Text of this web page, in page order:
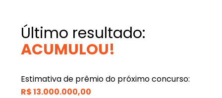
Último resultado:
ACUMULOU!
Estimativa de prêmio do próximo concurso:
R$13.000.000,00